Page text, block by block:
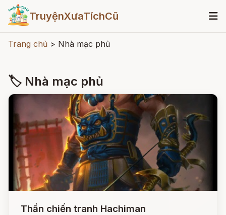
TruyệnXưaTíchCũ
Trang chủ > Nhà mạc phủ
🏷 Nhà mạc phủ
Thần chiến tranh Hachiman